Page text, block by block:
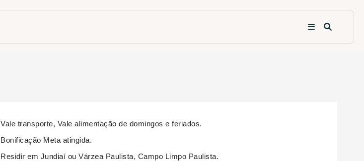
Vale transporte, Vale alimentação de domingos e feriados.
Bonificação Meta atingida.
Residir em Jundiaí ou Várzea Paulista, Campo Limpo Paulista.